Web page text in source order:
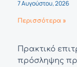
7 Αυγούστου, 2026
Περισσότερα »
Πρακτικό
πρόσληψης